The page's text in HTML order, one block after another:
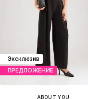
Эксклюзив
ПРЕДЛОЖЕНИЕ
ABOUT YOU